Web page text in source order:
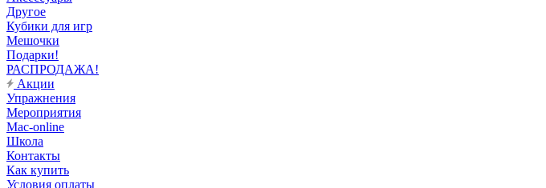
Другое
Кубики для игр
Мешочки
Подарки!
РАСПРОДАЖА!
Акции
Упражнения
Мероприятия
Mac-online
Школа
Контакты
Как купить
Условия оплаты